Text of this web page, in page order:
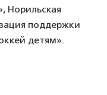
Норильская
поддержки
детям».